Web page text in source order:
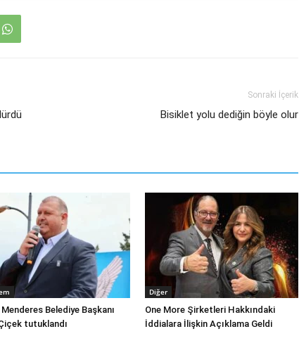
Sonraki İçerik
Bisiklet yolu dediğin böyle olur
Belediye Başkanı
tutuklandı
Diğer
One More Şirketleri Hakkındaki
İddialara İlişkin Açıklama Geldi